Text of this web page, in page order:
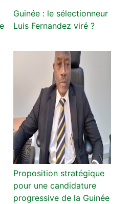
Guinée : le sélectionneur
Luis Fernandez viré ?
Proposition stratégique
pour une candidature
progressive de la Guinée